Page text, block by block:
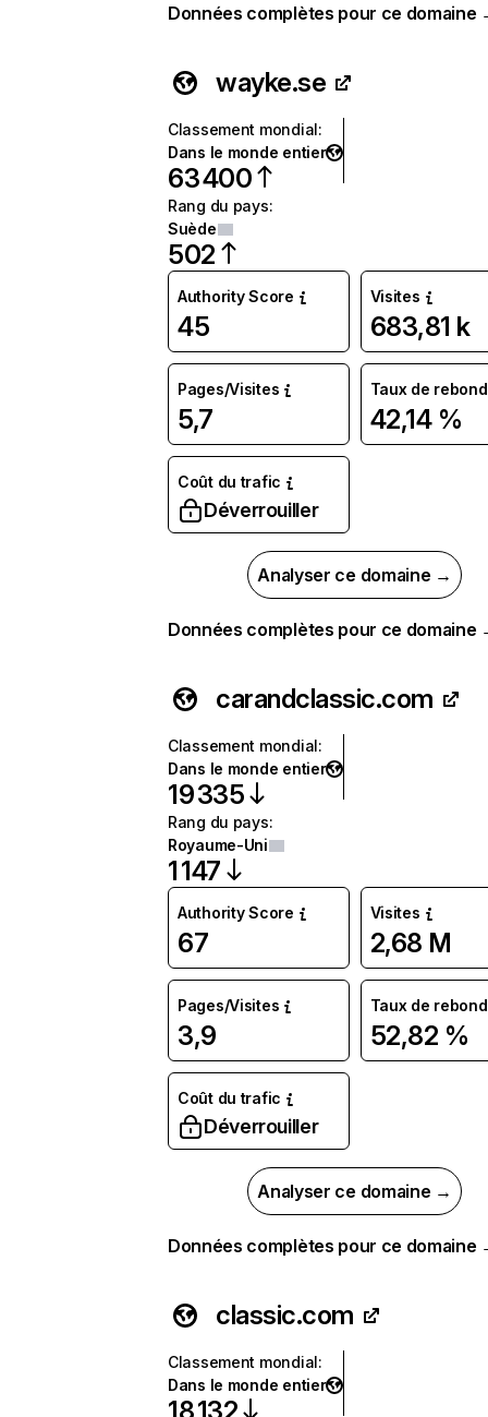
Données complètes pour ce domaine
wayke.se
Classement mondial:
Dans le monde entier
63 400
Rang du pays:
Suède
502
Authority Score
45
Visites
683,81 k
Pages/Visites
5,7
Taux de rebond
42,14 %
Coût du trafic
Déverrouiller
Analyser ce domaine →
Données complètes pour ce domaine
carandclassic.com
Classement mondial:
Dans le monde entier
19 335
Rang du pays:
Royaume-Uni
1 147
Authority Score
67
Visites
2,68 M
Pages/Visites
3,9
Taux de rebond
52,82 %
Coût du trafic
Déverrouiller
Analyser ce domaine →
Données complètes pour ce domaine
classic.com
Classement mondial:
Dans le monde entier